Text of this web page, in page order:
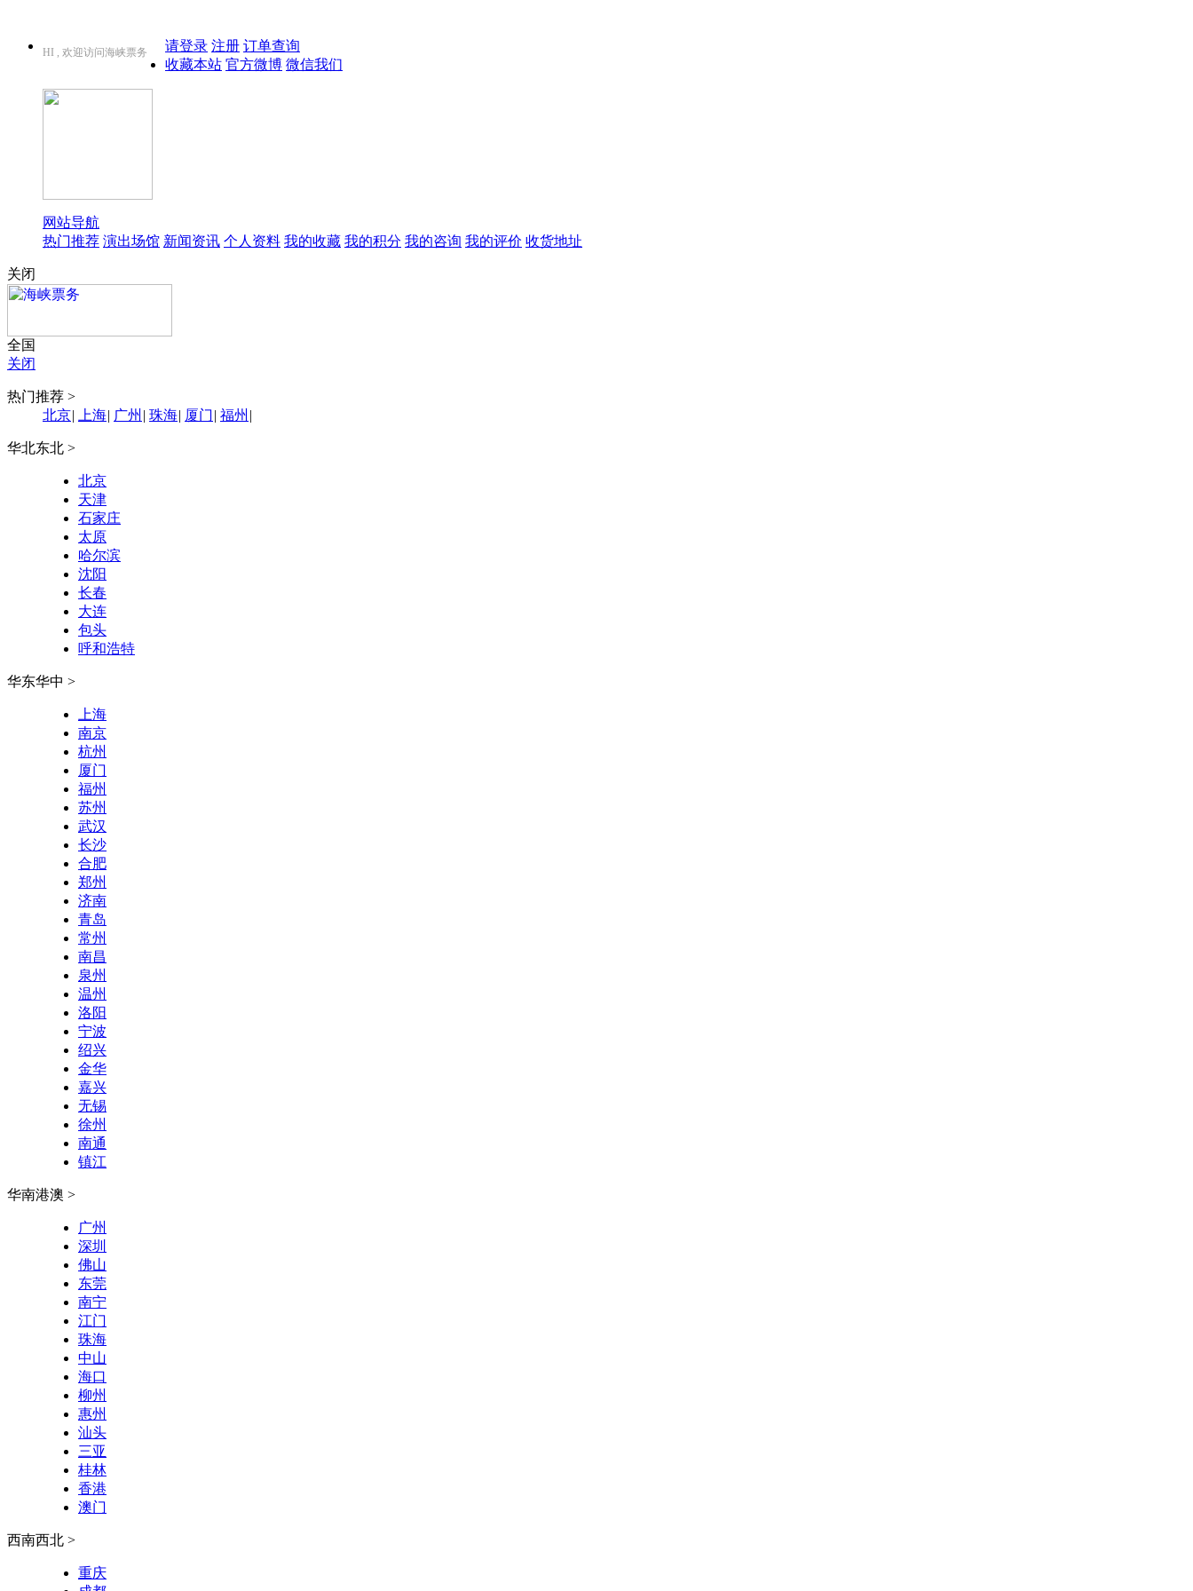
HI , 欢迎访问海峡票务 请登录 注册 订单查询
收藏本站 官方微博 微信我们
网站导航
热门推荐 演出场馆 新闻资讯 个人资料 我的收藏 我的积分 我的咨询 我的评价 收货地址
关闭
全国
关闭
热门推荐 >
北京| 上海| 广州 | 珠海| 厦门 | 福州 |
华北东北 >
北京
天津
石家庄
太原
哈尔滨
沈阳
长春
大连
包头
呼和浩特
华东华中 >
上海
南京
杭州
厦门
福州
苏州
武汉
长沙
合肥
郑州
济南
青岛
常州
南昌
泉州
温州
洛阳
宁波
绍兴
金华
嘉兴
无锡
徐州
南通
镇江
华南港澳 >
广州
深圳
佛山
东莞
南宁
江门
珠海
中山
海口
柳州
惠州
汕头
三亚
桂林
香港
澳门
西南西北 >
重庆